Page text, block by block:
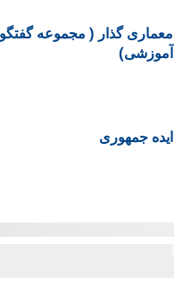
معماری گذار ( مجموعه
آموزشی)
ایده جمهوری